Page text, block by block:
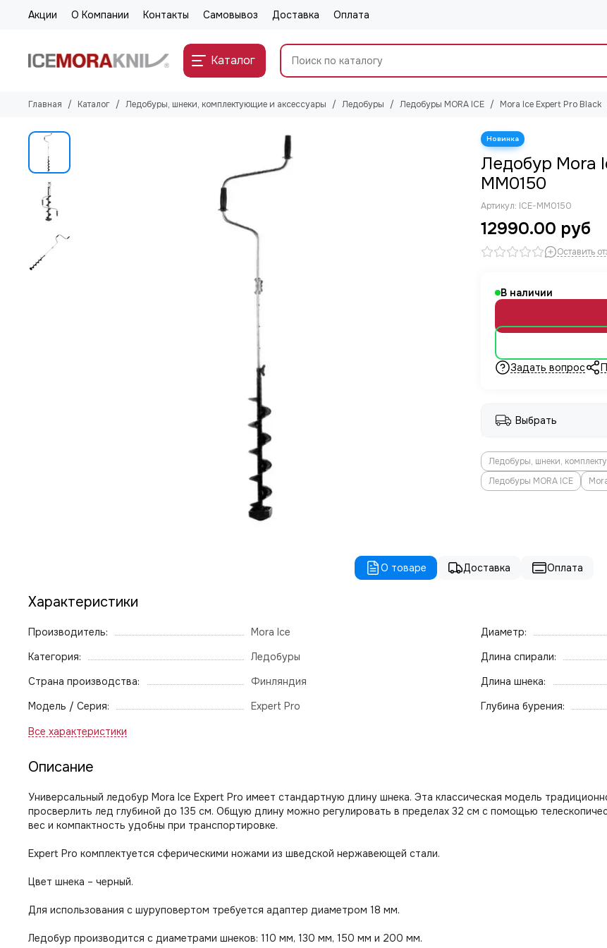
Акции О Компании Контакты Самовывоз Доставка Оплата
Каталог
Главная Каталог Ледобуры, шнеки, комплектующие и аксессуары Ледобуры Ледобуры MORA ICE Mora Ice Expert Pro Black
Ледобур Mora
MM0150
Артикул: ICE-MM0150
12990.00 руб
Оставить
В наличии
Задать вопрос
Выбрать
Ледобуры, шнеки,
Ледобуры MORA ICE
О товаре Доставка Оплата
Характеристики
Производитель:
Mora Ice
Категория:
Ледобуры
Страна производства:
Финляндия
Модель / Серия:
Expert Pro
Диаметр:
Длина спирали:
Длина шнека:
Глубина бурения:
Описание
Универсальный ледобур Mora Ice Expert Pro имеет стандартную длину шнека. Эта классическая модель
просверлить лед глубиной до 135 см. Общую длину можно регулировать в пределах 32 см с помощью
вес и компактность удобны при транспортировке.
Expert Pro комплектуется сферическими ножами из шведской нержавеющей стали.
Цвет шнека – черный.
Для использования с шуруповертом требуется адаптер диаметром 18 мм.
Ледобур производится с диаметрами шнеков: 110 мм, 130 мм, 150 мм и 200 мм.